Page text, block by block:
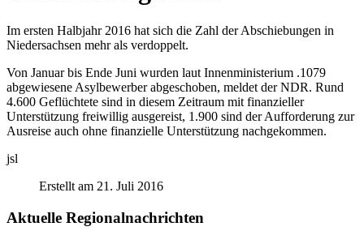
Im ersten Halbjahr 2016 hat sich die Zahl der Abschiebungen in
Niedersachsen mehr als verdoppelt.
Von Januar bis Ende Juni wurden laut Innenministerium .1079
abgewiesene Asylbewerber abgeschoben, meldet der NDR. Rund
4.600 Geflüchtete sind in diesem Zeitraum mit finanzieller
Unterstützung freiwillig ausgereist, 1.900 sind der Aufforderung zur
Ausreise auch ohne finanzielle Unterstützung nachgekommen.
jsl
Erstellt am 21. Juli 2016
Aktuelle Regionalnachrichten